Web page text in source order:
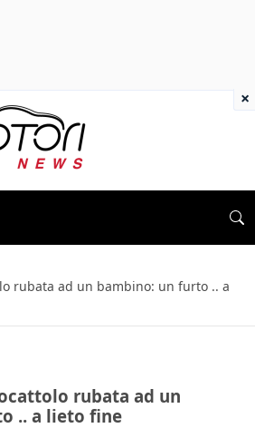
rubata ad un bambino: un furto .. a
rubata ad un
.. a lieto fine
×